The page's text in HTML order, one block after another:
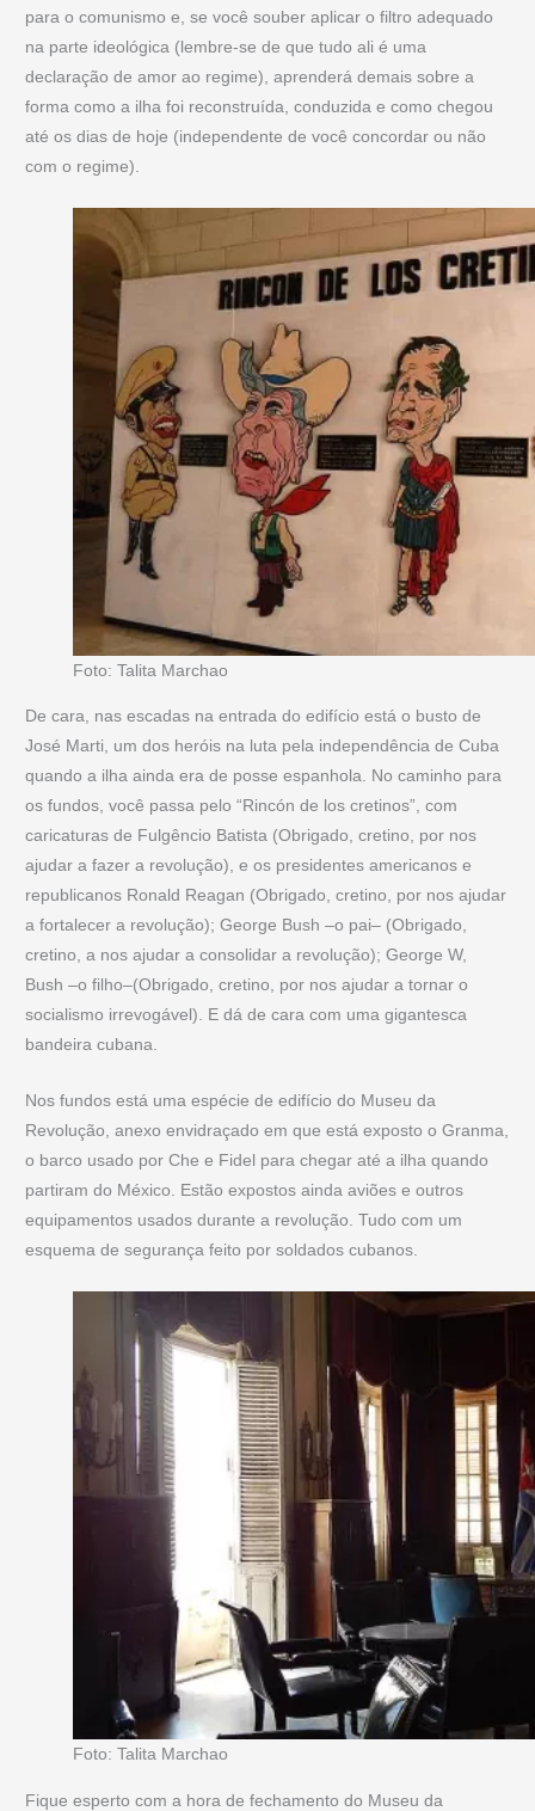
para o comunismo e, se você souber aplicar o filtro adequado
na parte ideológica (lembre-se de que tudo ali é uma
declaração de amor ao regime), aprenderá demais sobre a
forma como a ilha foi reconstruída, conduzida e como chegou
até os dias de hoje (independente de você concordar ou não
com o regime).
Foto: Talita Marchao
De cara, nas escadas na entrada do edifício está o busto de
José Marti, um dos heróis na luta pela independência de Cuba
quando a ilha ainda era de posse espanhola. No caminho para
os fundos, você passa pelo “Rincón de los cretinos”, com
caricaturas de Fulgêncio Batista (Obrigado, cretino, por nos
ajudar a fazer a revolução), e os presidentes americanos e
republicanos Ronald Reagan (Obrigado, cretino, por nos ajudar
a fortalecer a revolução); George Bush –o pai– (Obrigado,
cretino, a nos ajudar a consolidar a revolução); George W,
Bush –o filho–(Obrigado, cretino, por nos ajudar a tornar o
socialismo irrevogável). E dá de cara com uma gigantesca
bandeira cubana.
Nos fundos está uma espécie de edifício do Museu da
Revolução, anexo envidraçado em que está exposto o Granma,
o barco usado por Che e Fidel para chegar até a ilha quando
partiram do México. Estão expostos ainda aviões e outros
equipamentos usados durante a revolução. Tudo com um
esquema de segurança feito por soldados cubanos.
Foto: Talita Marchao
Fique esperto com a hora de fechamento do Museu da